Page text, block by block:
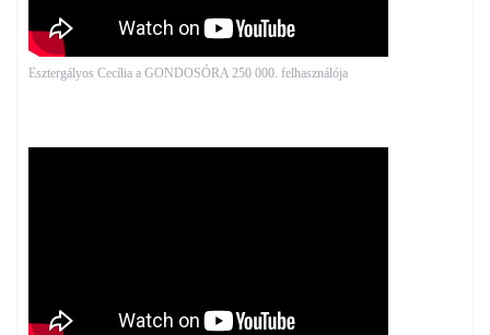
Esztergályos Cecília a GONDOSÓRA 250 000. felhasználója